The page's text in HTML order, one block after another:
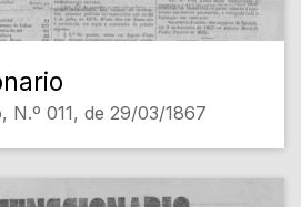
N.º 011, de 29/03/1867